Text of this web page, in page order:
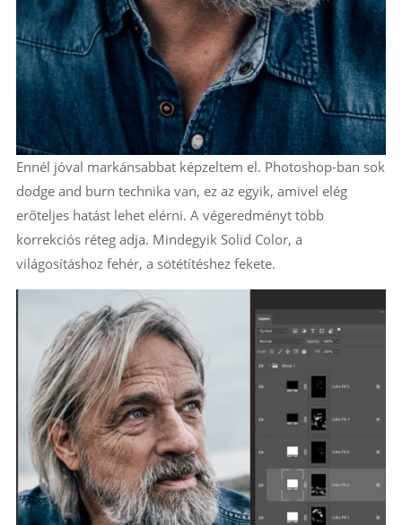
Ennél jóval markánsabbat képzeltem el. Photoshop-ban sok
dodge and burn technika van, ez az egyik, amivel elég
erőteljes hatást lehet elérni. A végeredményt több
korrekciós réteg adja. Mindegyik Solid Color, a
világosításhoz fehér, a sötétítéshez fekete.